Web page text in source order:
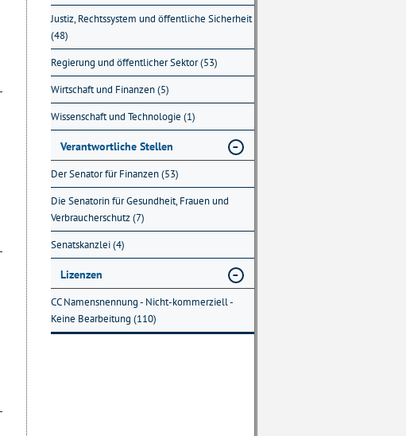
Justiz, Rechtssystem und öffentliche Sicherheit
(48)
Regierung und öffentlicher Sektor (53)
Wirtschaft und Finanzen (5)
Wissenschaft und Technologie (1)
Verantwortliche Stellen
Der Senator für Finanzen (53)
Die Senatorin für Gesundheit, Frauen und
Verbraucherschutz (7)
Senatskanzlei (4)
Lizenzen
CC Namensnennung - Nicht-kommerziell -
Keine Bearbeitung (110)